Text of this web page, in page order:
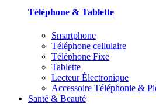
Téléphone & Tablette
Smartphone
Téléphone cellulaire
Téléphone Fixe
Tablette
Lecteur Électronique
Accessoire Téléphonie &
Santé & Beauté